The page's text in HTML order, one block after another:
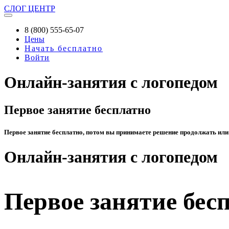
СЛОГ ЦЕНТР
8 (800) 555-65-07
Цены
Начать бесплатно
Войти
Онлайн-занятия с логопедом
Первое занятие бесплатно
Первое занятие бесплатно, потом вы принимаете решение продолжать или
Онлайн-занятия с логопедом
Первое занятие